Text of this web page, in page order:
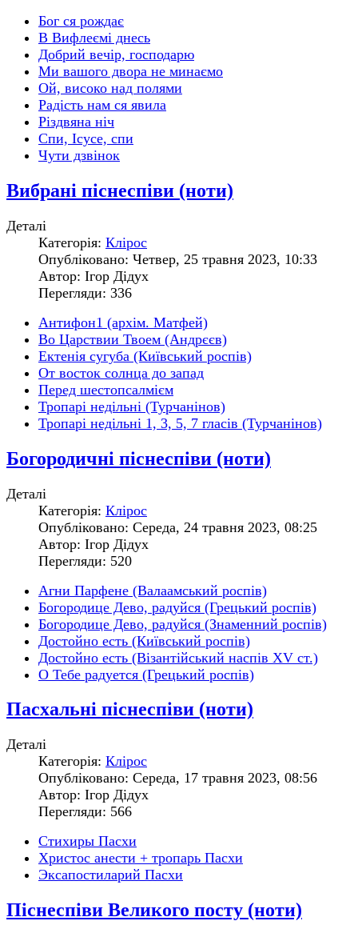
Бог ся рождає
В Вифлеємі днесь
Добрий вечір, господарю
Ми вашого двора не минаємо
Ой, високо над полями
Радість нам ся явила
Різдвяна ніч
Спи, Ісусе, спи
Чути дзвінок
Вибрані піснеспіви (ноти)
Деталі
Категорія: Клірос
Опубліковано: Четвер, 25 травня 2023, 10:33
Автор: Ігор Дідух
Перегляди: 336
Антифон1 (архім. Матфей)
Во Царствии Твоем (Андрєєв)
Ектенія сугуба (Київський роспів)
От восток солнца до запад
Перед шестопсалмієм
Тропарі недільні (Турчанінов)
Тропарі недільні 1, 3, 5, 7 гласів (Турчанінов)
Богородичні піснеспіви (ноти)
Деталі
Категорія: Клірос
Опубліковано: Середа, 24 травня 2023, 08:25
Автор: Ігор Дідух
Перегляди: 520
Агни Парфене (Валаамський роспів)
Богородице Дево, радуйся (Грецький роспів)
Богородице Дево, радуйся (Знаменний роспів)
Достойно есть (Київський роспів)
Достойно есть (Візантійський наспів XV ст.)
О Тебе радуется (Грецький роспів)
Пасхальні піснеспіви (ноти)
Деталі
Категорія: Клірос
Опубліковано: Середа, 17 травня 2023, 08:56
Автор: Ігор Дідух
Перегляди: 566
Стихиры Пасхи
Христос анести + тропарь Пасхи
Эксапостиларий Пасхи
Піснеспіви Великого посту (ноти)